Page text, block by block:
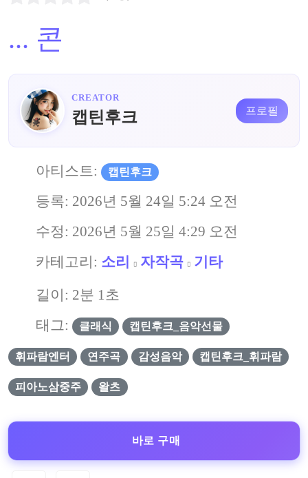
... 콘
CREATOR
캡틴후크 프로필
아티스트: 캡틴후크
등록: 2026년 5월 24일 5:24 오전
수정: 2026년 5월 25일 4:29 오전
카테고리: 소리 자작곡 기타
길이: 2분 1초
태그:
클래식 캡틴후크_음악선물
휘파람엔터 연주곡 감성음악 캡틴후크_휘파람
피아노삼중주 왈츠
바로 구매